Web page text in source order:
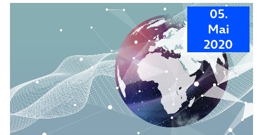
05.
Mai
2020